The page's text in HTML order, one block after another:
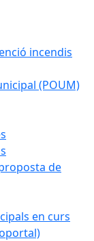
incendis
(POUM)
de
en curs